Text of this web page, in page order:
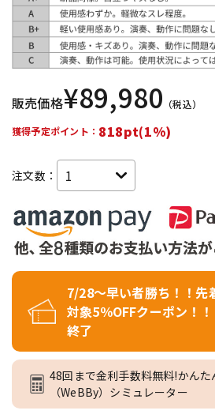
販売価格¥89,980 （税込）
獲得予定ポイント： 818pt(1%)
注文数：
7/28～早い者勝ち！！先
対象5％OFFクーポン！
終了
48回まで金利手数料無料!かんた
（WeBBy）シミュレーター